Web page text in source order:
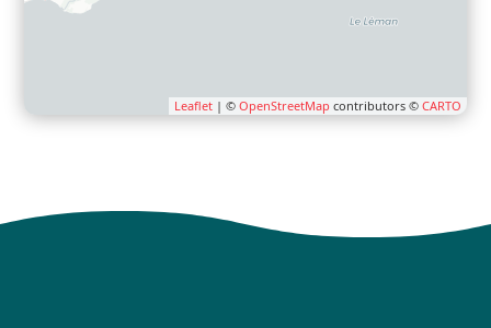
Leaflet| © OpenStreetMap contributors © CARTO